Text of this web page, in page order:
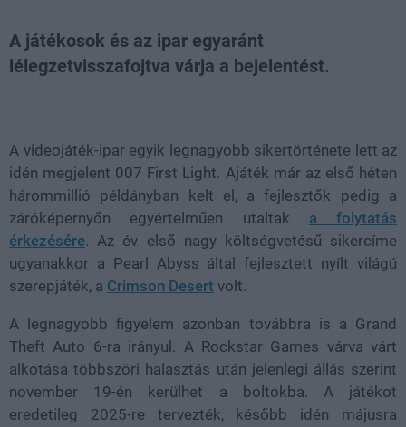
A játékosok és az ipar egyaránt
lélegzetvisszafojtva várja a bejelentést.
A videojáték-ipar egyik legnagyobb sikertörténete lett az
idén megjelent 007 First Light. Ajáték már az első héten
hárommillió példányban kelt el, a fejlesztők pedig a
záróképernyőn egyértelműen utaltak a folytatás
érkezésére. Az év első nagy költségvetésű sikercíme
ugyanakkor a Pearl Abyss által fejlesztett nyílt világú
szerepjáték, a Crimson Desert volt.
A legnagyobb figyelem azonban továbbra is a Grand
Theft Auto 6-ra irányul. A Rockstar Games várva várt
alkotása többszöri halasztás után jelenlegi állás szerint
november 19-én kerülhet a boltokba. A játékot
eredetileg 2025-re tervezték, később idén májusra